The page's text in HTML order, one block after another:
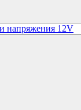
напряжения 12V